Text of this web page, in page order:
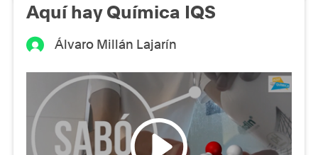
Aquí hay Química IQS
Álvaro Millán Lajarín